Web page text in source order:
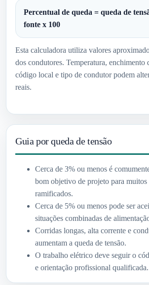
Percentual de queda = queda de
fonte x 100
Esta calculadora utiliza valores
dos condutores. Temperatura, enchimento
código local e tipo de condutor podem
reais.
Guia por queda de tensão
Cerca de 3% ou menos é
bom objetivo de projeto para
ramificados.
Cerca de 5% ou menos pode ser
situações combinadas de
Corridas longas, alta corrente e
aumentam a queda de tensão.
O trabalho elétrico deve seguir o
e orientação profissional qualificada.